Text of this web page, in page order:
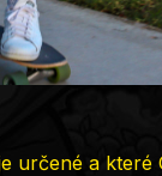
určené a které